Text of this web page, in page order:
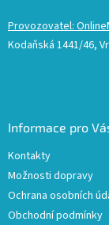
Provozovatel:
Kodaňská 1441/46,
Informace pro
Kontakty
Možnosti dopravy
Ochrana osobních
Obchodní podmínky